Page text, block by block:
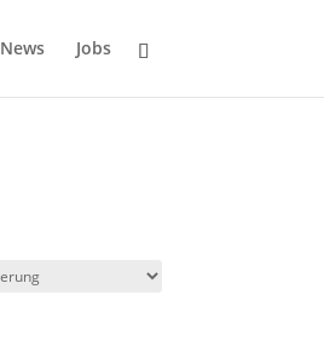
News Jobs